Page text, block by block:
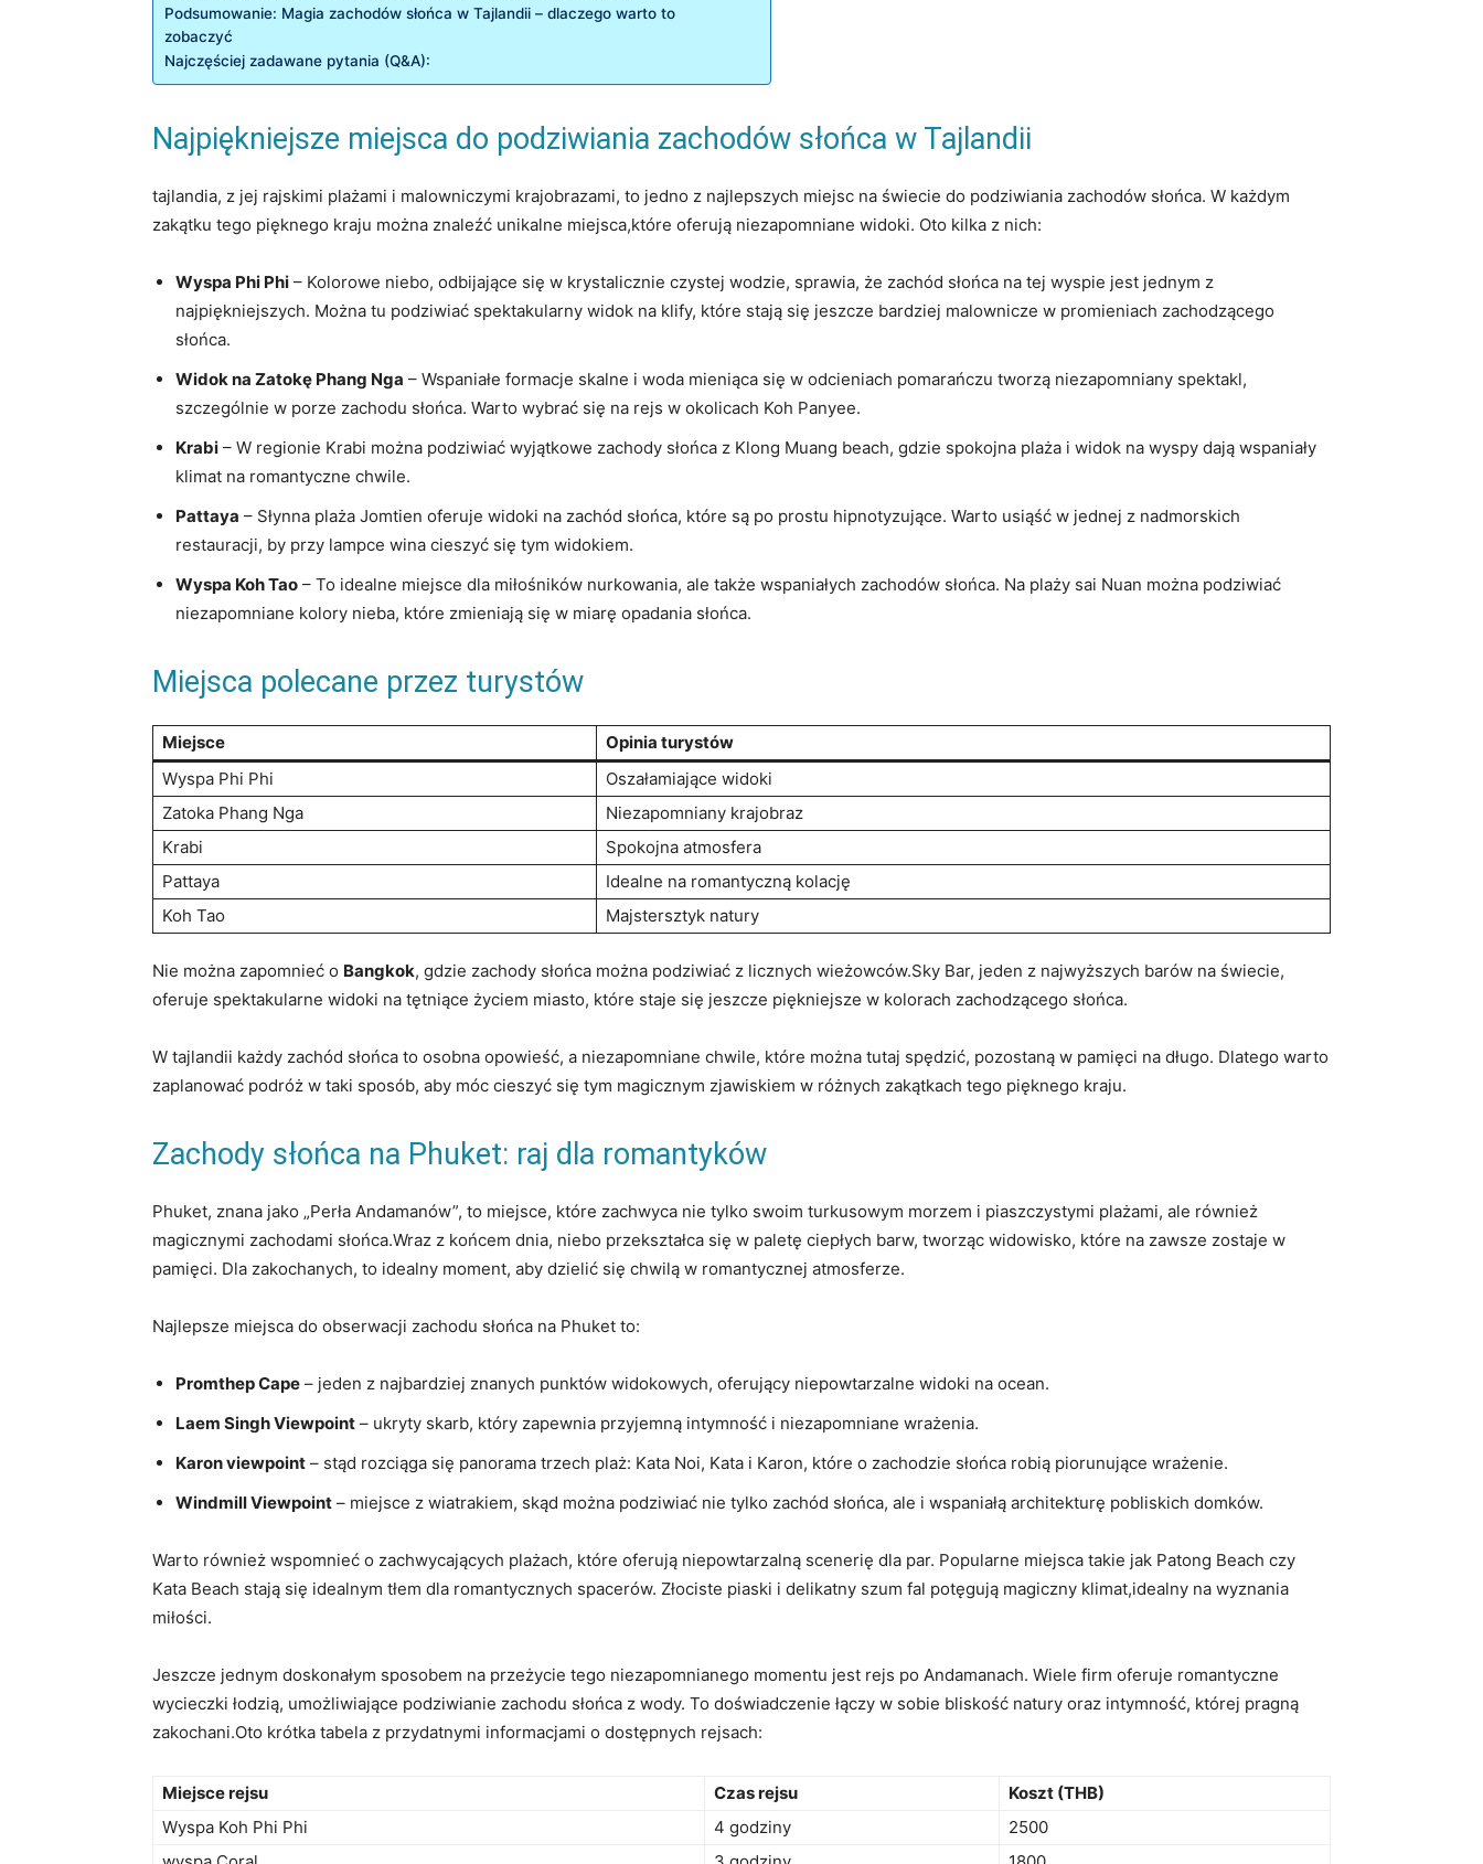
Podsumowanie: Magia zachodów słońca w Tajlandii – dlaczego warto to
zobaczyć
Najczęściej zadawane pytania (Q&A):
Najpiękniejsze miejsca do podziwiania zachodów słońca w Tajlandii
tajlandia, z jej rajskimi plażami i malowniczymi krajobrazami, to jedno z najlepszych miejsc na świecie do podziwiania zachodów słońca. W każdym
zakątku tego pięknego kraju można znaleźć unikalne miejsca,które oferują niezapomniane widoki. Oto kilka z nich:
Wyspa Phi Phi – Kolorowe niebo, odbijające się w krystalicznie czystej wodzie, sprawia, że zachód słońca na tej wyspie jest jednym z
najpiękniejszych. Można tu podziwiać spektakularny widok na klify, które stają się jeszcze bardziej malownicze w promieniach zachodzącego
słońca.
Widok na Zatokę Phang Nga – Wspaniałe formacje skalne i woda mieniąca się w odcieniach pomarańczu tworzą niezapomniany spektakl,
szczególnie w porze zachodu słońca. Warto wybrać się na rejs w okolicach Koh Panyee.
Krabi – W regionie Krabi można podziwiać wyjątkowe zachody słońca z Klong Muang beach, gdzie spokojna plaża i widok na wyspy dają wspaniały
klimat na romantyczne chwile.
Pattaya – Słynna plaża Jomtien oferuje widoki na zachód słońca, które są po prostu hipnotyzujące. Warto usiąść w jednej z nadmorskich
restauracji, by przy lampce wina cieszyć się tym widokiem.
Wyspa Koh Tao – To idealne miejsce dla miłośników nurkowania, ale także wspaniałych zachodów słońca. Na plaży sai Nuan można podziwiać
niezapomniane kolory nieba, które zmieniają się w miarę opadania słońca.
Miejsca polecane przez turystów
Miejsce
Opinia turystów
Wyspa Phi Phi
Oszałamiające widoki
Zatoka Phang Nga
Niezapomniany krajobraz
Krabi
Spokojna atmosfera
Pattaya
Idealne na romantyczną kolację
Koh Tao
Majstersztyk natury
Nie można zapomnieć o Bangkok, gdzie zachody słońca można podziwiać z licznych wieżowców.Sky Bar, jeden z najwyższych barów na świecie,
oferuje spektakularne widoki na tętniące życiem miasto, które staje się jeszcze piękniejsze w kolorach zachodzącego słońca.
W tajlandii każdy zachód słońca to osobna opowieść, a niezapomniane chwile, które można tutaj spędzić, pozostaną w pamięci na długo. Dlatego warto
zaplanować podróż w taki sposób, aby móc cieszyć się tym magicznym zjawiskiem w różnych zakątkach tego pięknego kraju.
Zachody słońca na Phuket: raj dla romantyków
Phuket, znana jako „Perła Andamanów”, to miejsce, które zachwyca nie tylko swoim turkusowym morzem i piaszczystymi plażami, ale również
magicznymi zachodami słońca.Wraz z końcem dnia, niebo przekształca się w paletę ciepłych barw, tworząc widowisko, które na zawsze zostaje w
pamięci. Dla zakochanych, to idealny moment, aby dzielić się chwilą w romantycznej atmosferze.
Najlepsze miejsca do obserwacji zachodu słońca na Phuket to:
Promthep Cape – jeden z najbardziej znanych punktów widokowych, oferujący niepowtarzalne widoki na ocean.
Laem Singh Viewpoint – ukryty skarb, który zapewnia przyjemną intymność i niezapomniane wrażenia.
Karon viewpoint – stąd rozciąga się panorama trzech plaż: Kata Noi, Kata i Karon, które o zachodzie słońca robią piorunujące wrażenie.
Windmill Viewpoint – miejsce z wiatrakiem, skąd można podziwiać nie tylko zachód słońca, ale i wspaniałą architekturę pobliskich domków.
Warto również wspomnieć o zachwycających plażach, które oferują niepowtarzalną scenerię dla par. Popularne miejsca takie jak Patong Beach czy
Kata Beach stają się idealnym tłem dla romantycznych spacerów. Złociste piaski i delikatny szum fal potęgują magiczny klimat,idealny na wyznania
miłości.
Jeszcze jednym doskonałym sposobem na przeżycie tego niezapomnianego momentu jest rejs po Andamanach. Wiele firm oferuje romantyczne
wycieczki łodzią, umożliwiające podziwianie zachodu słońca z wody. To doświadczenie łączy w sobie bliskość natury oraz intymność, której pragną
zakochani.Oto krótka tabela z przydatnymi informacjami o dostępnych rejsach:
Miejsce rejsu Czas rejsu
Koszt (THB)
Wyspa Koh Phi Phi
4 godziny
2500